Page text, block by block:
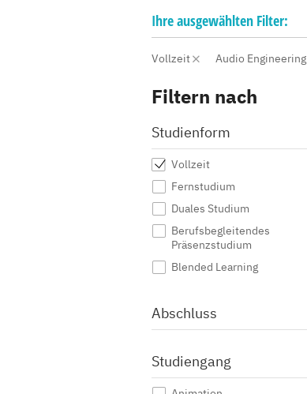
Ihreausgewählten Filter:
Vollzeit Audio Engineering
Filtern nach
Studienform
Vollzeit
Fernstudium
Duales Studium
Berufsbegleitendes
Präsenzstudium
Blended Learning
Abschluss
Studiengang